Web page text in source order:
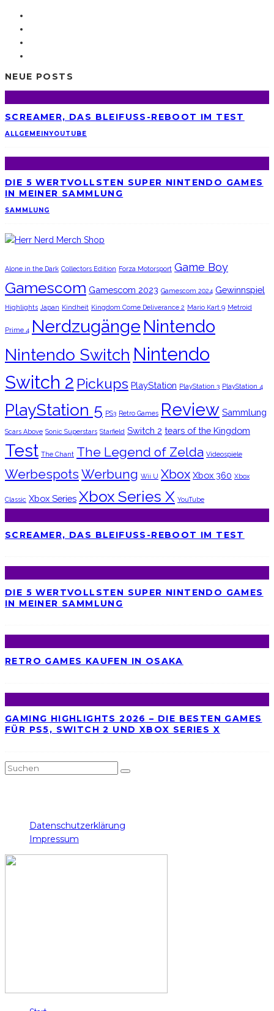
NEUE POSTS
SCREAMER, DAS BLEIFUSS-REBOOT IM TEST
ALLGEMEINYOUTUBE
DIE 5 WERTVOLLSTEN SUPER NINTENDO GAMES
IN MEINER SAMMLUNG
SAMMLUNG
Alone in the Dark Collectors Edition Forza Motorsport Game Boy
Gamescom Gamescom 2023 Gamescom 2024 Gewinnspiel
Highlights Japan Kindheit Kingdom Come Deliverance 2 Mario Kart 9 Metroid
Prime 4 Nerdzugänge Nintendo
Nintendo Switch Nintendo
Switch 2 Pickups PlayStation PlayStation 3 PlayStation 4
PlayStation 5 PS3 Retro Games Review Sammlung
Scars Above Sonic Superstars Starfield Switch 2 tears of the Kingdom
Test The Chant The Legend of Zelda Videospiele
Werbespots Werbung Wii U Xbox Xbox 360 Xbox
Classic Xbox Series Xbox Series X YouTube
SCREAMER, DAS BLEIFUSS-REBOOT IM TEST
DIE 5 WERTVOLLSTEN SUPER NINTENDO GAMES
IN MEINER SAMMLUNG
RETRO GAMES KAUFEN IN OSAKA
GAMING HIGHLIGHTS 2026 – DIE BESTEN GAMES
FÜR PS5, SWITCH 2 UND XBOX SERIES X
Datenschutzerklärung
Impressum